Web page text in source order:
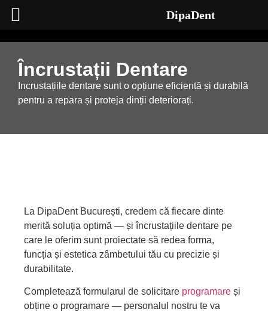
Încrustații Dentare
Incrustațiile dentare sunt o opțiune eficientă și durabilă
pentru a repara și proteja dinții deteriorați.
La DipaDent București, credem că fiecare dinte
merită soluția optimă — și încrustațiile dentare pe
care le oferim sunt proiectate să redea forma,
funcția și estetica zâmbetului tău cu precizie și
durabilitate.
Completează formularul de solicitare programare și
obține o programare — personalul nostru te va
DipaDent